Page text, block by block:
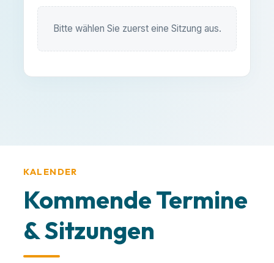
Bitte wählen Sie zuerst eine Sitzung aus.
KALENDER
Kommende Termine
& Sitzungen